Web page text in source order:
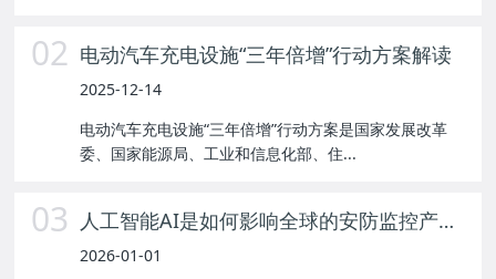
02 电动汽车充电设施“三年倍增”行动方案解读
2025-12-14
电动汽车充电设施“三年倍增”行动方案是国家发展改革
委、国家能源局、工业和信息化部、住...
03 人工智能AI是如何影响全球的安防监控产业？
2026-01-01